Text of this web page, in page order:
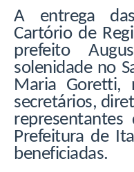
A entrega
Cartório de
prefeito
solenidade no
Maria Goretti,
secretários,
representantes
Prefeitura de
beneficiadas.